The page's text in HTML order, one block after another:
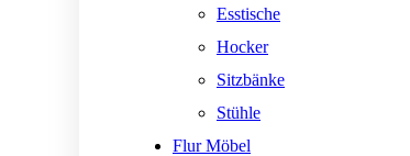
Esstische
Hocker
Sitzbänke
Stühle
Flur Möbel